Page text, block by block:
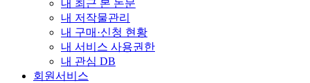
내 최근 본 논문
내 저작물관리
내 구매·신청 현황
내 서비스 사용권한
내 관심 DB
회원서비스